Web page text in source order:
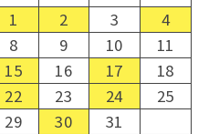
1
2 3
4
8 9 10
11
15 16 17
18
22 23 24
25
29 30 31